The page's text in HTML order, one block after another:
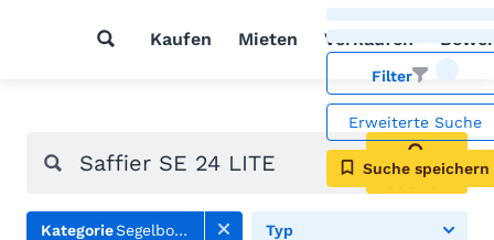
Kaufen Mieten Verkaufen
Filter
Erweiterte Suche
Suche speichern
Suchen
KategorieSegelboote Typ